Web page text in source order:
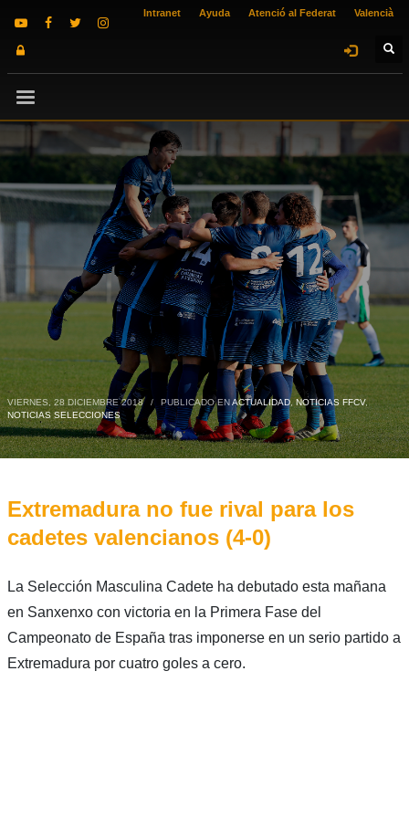
Intranet Ayuda Atenció al Federat Valencià
VIERNES, 28 DICIEMBRE 2018 / PUBLICADO ENACTUALIDAD, NOTICIAS FFCV,
NOTICIAS SELECCIONES
Extremadura no fue rival para los
cadetes valencianos (4-0)
La Selección Masculina Cadete ha debutado esta mañana
en Sanxenxo con victoria en la Primera Fase del
Campeonato de España tras imponerse en un serio partido a
Extremadura por cuatro goles a cero.